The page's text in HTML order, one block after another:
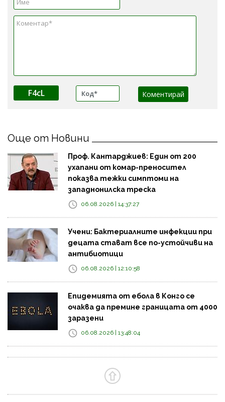
F4cL
Още от Новини
Проф. Кантарджиев: Един от 200
ухапани от комар-преносител
показва тежки симптоми на
западнонилска треска
06.08.2026 | 14:37:27
Учени: Бактериалните инфекции при
децата стават все по-устойчиви на
антибиотици
06.08.2026 | 12:10:58
Епидемията от ебола в Конго се
очаква да премине границата от 4000
заразени
06.08.2026 | 13:48:04